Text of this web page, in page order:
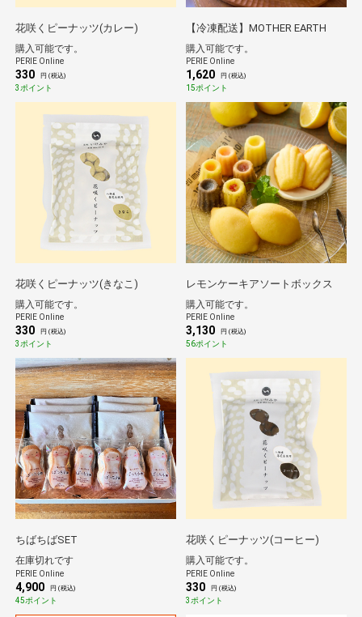
花咲くピーナッツ(カレー)
購入可能です。
PERIE Online
330 円 (税込)
3ポイント
【冷凍配送】MOTHER EARTH
購入可能です。
PERIE Online
1,620 円 (税込)
15ポイント
花咲くピーナッツ(きなこ)
購入可能です。
PERIE Online
330 円 (税込)
3ポイント
レモンケーキアソートボックス
購入可能です。
PERIE Online
3,130 円 (税込)
56ポイント
ちばちばSET
在庫切れです
PERIE Online
4,900 円 (税込)
45ポイント
花咲くピーナッツ(コーヒー)
購入可能です。
PERIE Online
330 円 (税込)
3ポイント